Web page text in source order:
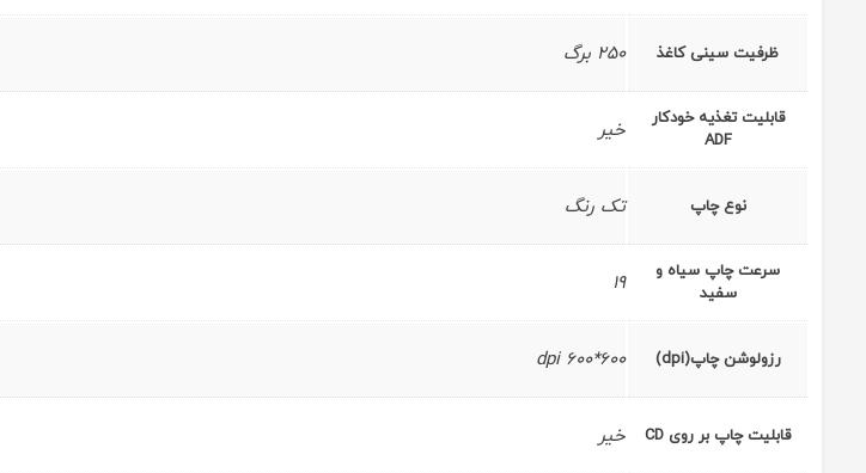
ظرفیت سینی کاغذ 250 برگ
قابلیت تغذیه خودکار
ADF
خیر
نوع چاپ تک رنگ
سرعت چاپ سیاه و
سفید
19
رزولوشن چاپ(dpi) 600*600 dpi
قابلیت چاپ بر روی CD خیر